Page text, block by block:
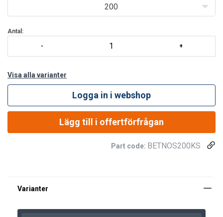
200
Antal:
Visa alla varianter
Logga in i webshop
Lägg till i offertförfrågan
Part code: BETNOS200KS